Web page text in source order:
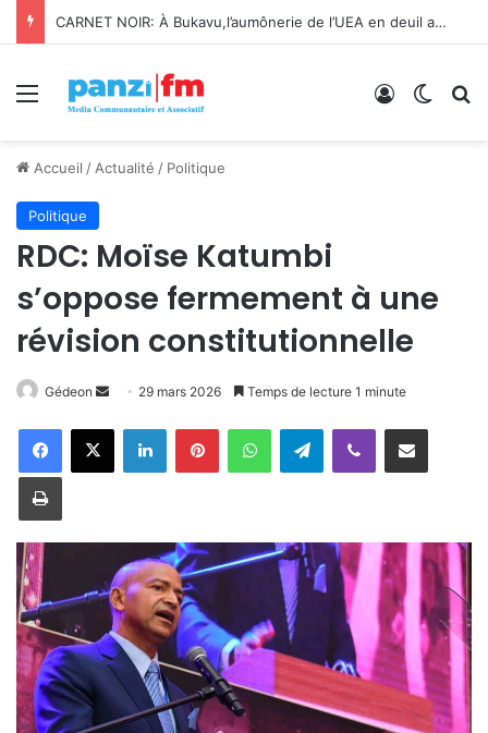
Bukavu : Université Évangélique en Afrique lance le projet A-COD-2026-0110 pour révolutionner sa formation et sa recherche
Menu Connexion
Accueil / Actualité / Politique
Politique
RDC: Moïse Katumbi
s’oppose fermement à une
révision constitutionnelle
Gédeon
o
u
n
c
o
u
29 mars 2026 Temps de lecture 1 minute
Telegram